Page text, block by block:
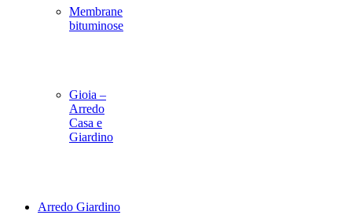
Membrane
bituminose
Gioia –
Arredo
Casa e
Giardino
Arredo Giardino